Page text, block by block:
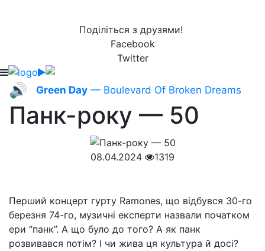
Поділіться з друзями!
Facebook
Twitter
🔊 Green Day — Boulevard Of Broken Dreams
Панк-року — 50
08.04.2024 1319
Перший концерт гурту Ramones, що відбувся 30-го
березня 74-го, музичні експерти назвали початком
ери “панк”. А що було до того? А як панк
розвивався потім? І чи жива ця культура й досі?